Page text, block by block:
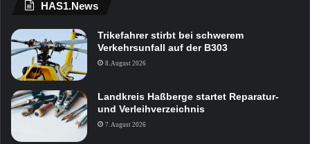
HAS1.News
Trikefahrer stirbt bei schwerem
Verkehrsunfall auf der B303
8. August 2026
Landkreis Haßberge startet Reparatur-
und Verleihverzeichnis
7. August 2026